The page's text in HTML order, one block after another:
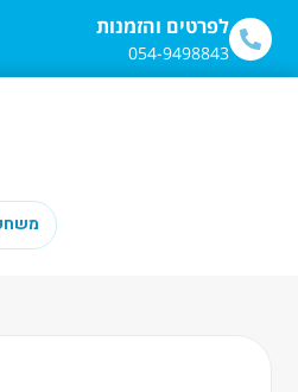
לתוכן לפרטים והזמנות
054-9498843